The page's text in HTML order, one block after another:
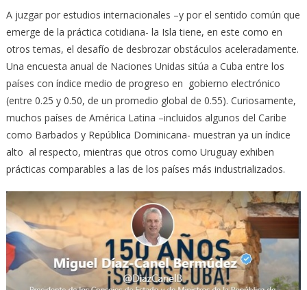
A juzgar por estudios internacionales –y por el sentido común que
emerge de la práctica cotidiana- la Isla tiene, en este como en
otros temas, el desafío de desbrozar obstáculos aceleradamente.
Una encuesta anual de Naciones Unidas sitúa a Cuba entre los
países con índice medio de progreso en gobierno electrónico
(entre 0.25 y 0.50, de un promedio global de 0.55). Curiosamente,
muchos países de América Latina –incluidos algunos del Caribe
como Barbados y República Dominicana- muestran ya un índice
alto al respecto, mientras que otros como Uruguay exhiben
prácticas comparables a las de los países más industrializados.